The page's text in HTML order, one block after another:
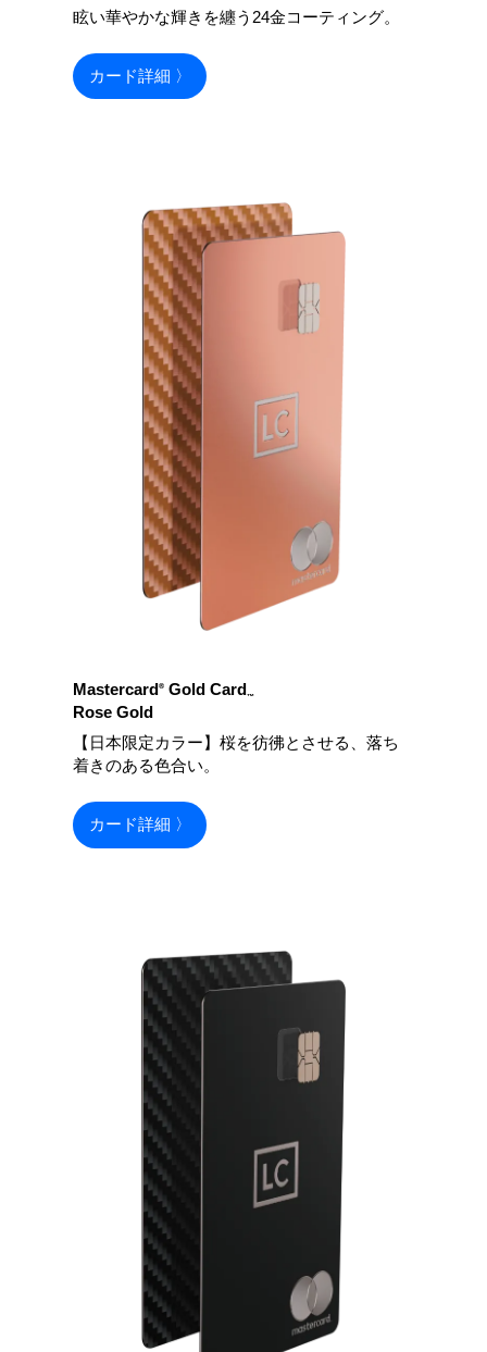
眩い華やかな輝きを纏う24金コーティング。
カード詳細 〉
Mastercard ®Gold Card ™
Rose Gold
【日本限定カラー】桜を彷彿とさせる、落ち
着きのある色合い。
カード詳細 〉